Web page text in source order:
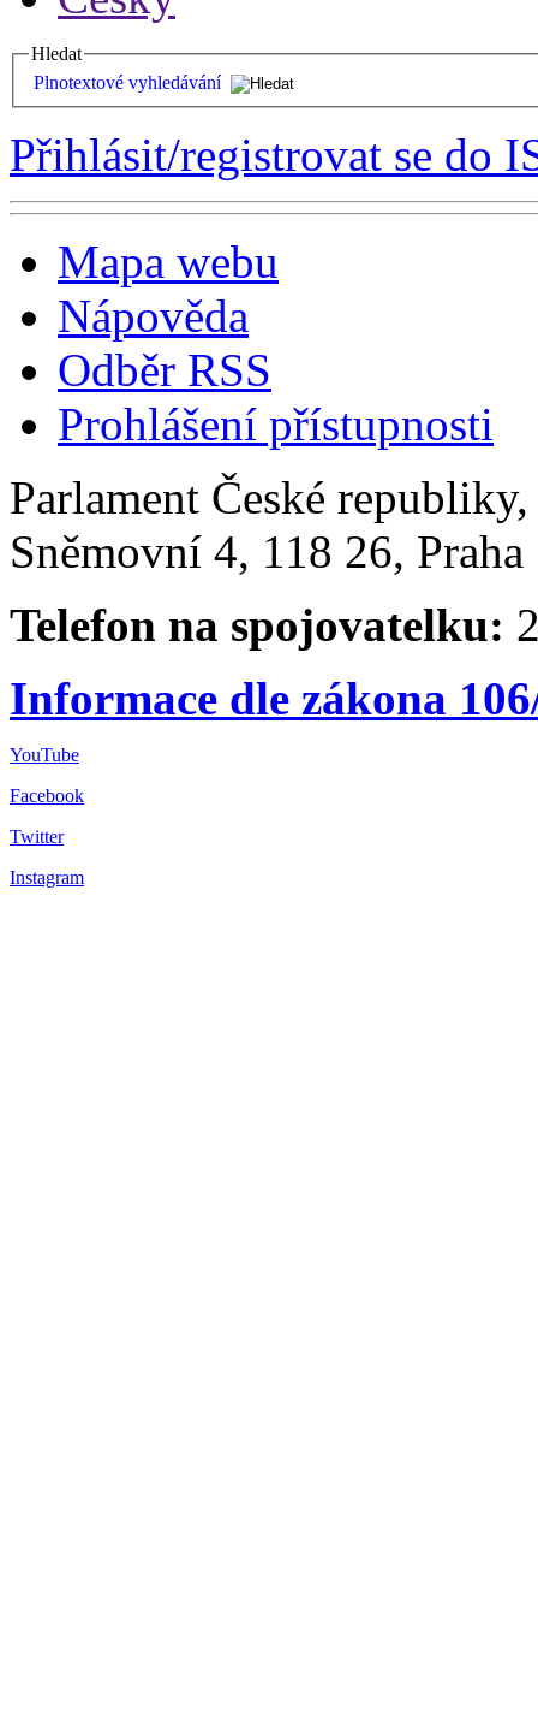
Hledat
Plnotextové vyhledávání
Přihlásit/registrovat se do
Mapa webu
Nápověda
Odběr RSS
Prohlášení přístupnosti
Parlament České
Sněmovní 4, 118 26,
Telefon na spojovatelku:
Informace dle zákona
YouTube
Facebook
Twitter
Instagram